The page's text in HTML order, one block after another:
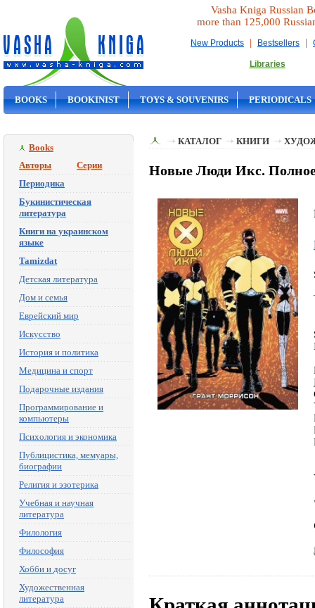
Vasha Kniga Russian
more than 125,000
New Products | Bestsellers |
Libraries
BOOKS BOOKINIST TOYS & SOUVENIRS PERIODICALS
Books
Авторы
Серии
Периодика
Букинистическая
литература
Книги на украинском
языке
Tamizdat
Детская литература
Дом и семья
Еврейский мир
Искусство
История и политика
Медицина и спорт
Подарочные издания
Программирование и
компьютеры
Психология и экономика
Публицистика, мемуары,
биографии
Религия и эзотерика
Учебная и научная
литература
Филология
Философия
Хобби и досуг
Художественная
литература
КАТАЛОГ КНИГИ
Новые Люди Икс.